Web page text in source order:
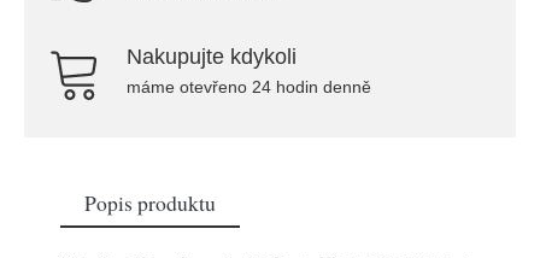
Nakupujte kdykoli
máme otevřeno 24 hodin denně
Popis produktu